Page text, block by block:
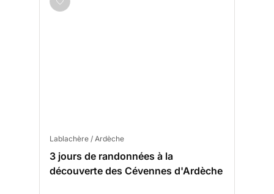
Lablachère / Ardèche
3 jours de randonnées à la
découverte des Cévennes d'Ardèche